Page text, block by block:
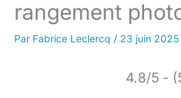
rangement
Par Fabrice Leclercq / 23 juin 2025
4.8/5 -